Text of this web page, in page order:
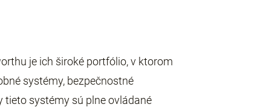
je ich široké portfólio, v ktorom
systémy, bezpečnostné
tieto systémy sú plne ovládané